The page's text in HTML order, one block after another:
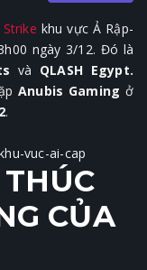
khu vực Ả Rập-
ngày 3/12. Đó là
và QLASH Egypt.
Anubis Gaming ở
.
CỦA